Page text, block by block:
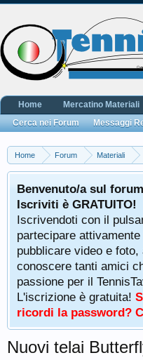
Home Forum Materiali
Benvenuto/a sul
Iscriviti è GRATUITO!
Iscrivendoti con il
partecipare
pubblicare video e
conoscere tanti amici
passione per il
L'iscrizione è gratuita!
ricordi la password?
Nuovi telai
Home Mercatino Materiali
Cerca nei Forum
Messaggi